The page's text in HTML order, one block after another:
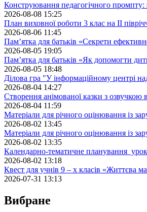
Конструювання педагогічного
2026-08-08 15:25
План виховної роботи 3 клас на II
2026-08-06 11:45
Пам’ятка для батьків «Секрети
2026-08-05 19:05
Пам’ятка для батьків «Як допомогти
2026-08-05 18:48
Ділова гра "У інформаційному центрі
2026-08-04 14:27
Створення анімованої казки з озвучкою
2026-08-04 11:59
Матеріали для річного оцінювання із
2026-08-02 13:45
Матеріали для річного оцінювання із
2026-08-02 13:35
Календарно-тематичне планування
2026-08-02 13:18
Квест для учнів 9 – х класів «Життєва
2026-07-31 13:13
Вибране